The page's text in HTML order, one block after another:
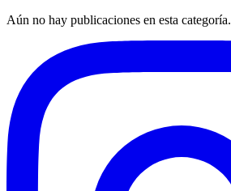
Aún no hay publicaciones en esta categoría.